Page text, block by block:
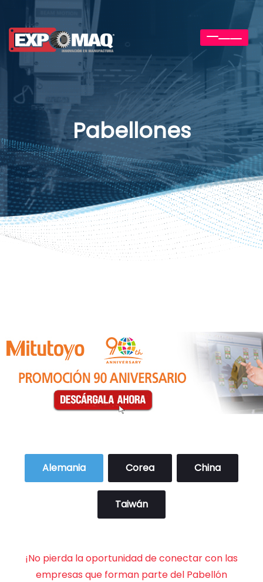
Toggle
navigation
Pabellones
Alemania Corea China
Taiwán
¡No pierda la oportunidad de conectar con las
empresas que forman parte del Pabellón